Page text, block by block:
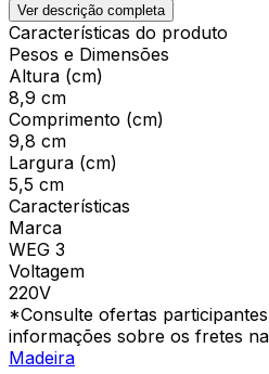
Ver descrição completa
Características do produto
Pesos e Dimensões
Altura (cm)
8,9 cm
Comprimento (cm)
9,8 cm
Largura (cm)
5,5 cm
Características
Marca
WEG 3
Voltagem
220V
*Consulte ofertas
informações sobre os fretes
Madeira